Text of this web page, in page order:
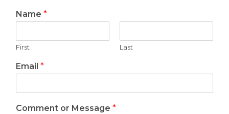
Name *
First Last
Email *
Comment or Message *